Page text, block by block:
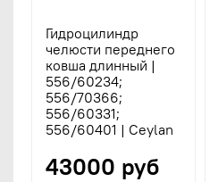
Гидроцилиндр
челюсти переднего
ковша длинный |
556/60234;
556/70366;
556/60331;
556/60401 | Ceylan
43000 руб